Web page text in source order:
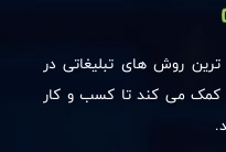
روش های تبلیغاتی در
کمک می کند تا کسب و کار